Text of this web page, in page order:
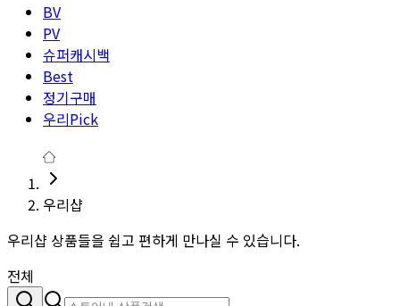
BV
PV
슈퍼캐시백
Best
정기구매
우리Pick
우리샵
우리샵 상품들을 쉽고 편하게 만나실 수 있습니다.
전체